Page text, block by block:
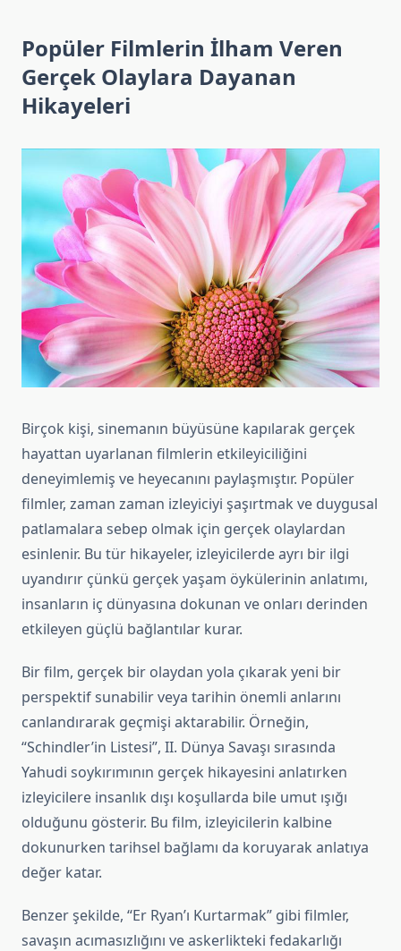
Popüler Filmlerin İlham Veren
Gerçek Olaylara Dayanan
Hikayeleri
Birçok kişi, sinemanın büyüsüne kapılarak gerçek
hayattan uyarlanan filmlerin etkileyiciliğini
deneyimlemiş ve heyecanını paylaşmıştır. Popüler
filmler, zaman zaman izleyiciyi şaşırtmak ve duygusal
patlamalara sebep olmak için gerçek olaylardan
esinlenir. Bu tür hikayeler, izleyicilerde ayrı bir ilgi
uyandırır çünkü gerçek yaşam öykülerinin anlatımı,
insanların iç dünyasına dokunan ve onları derinden
etkileyen güçlü bağlantılar kurar.
Bir film, gerçek bir olaydan yola çıkarak yeni bir
perspektif sunabilir veya tarihin önemli anlarını
canlandırarak geçmişi aktarabilir. Örneğin,
“Schindler’in Listesi”, II. Dünya Savaşı sırasında
Yahudi soykırımının gerçek hikayesini anlatırken
izleyicilere insanlık dışı koşullarda bile umut ışığı
olduğunu gösterir. Bu film, izleyicilerin kalbine
dokunurken tarihsel bağlamı da koruyarak anlatıya
değer katar.
Benzer şekilde, “Er Ryan’ı Kurtarmak” gibi filmler,
savaşın acımasızlığını ve askerlikteki fedakarlığı